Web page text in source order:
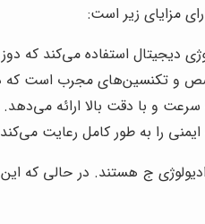
مزایای زیر است:
دیجیتال استفاده می‌کند که
و تکنسین‌های مجرب است که در
سرعت و با دقت بالا ارائه می‌دهد.
را به طور کامل رعایت
ج هستند. در حالی که